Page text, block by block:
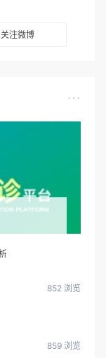
关注微博
852 浏览
859 浏览